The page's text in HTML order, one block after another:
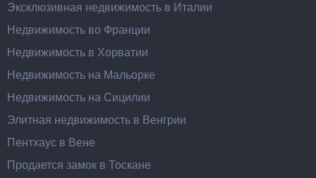
Эксклюзивная недвижимость в Италии
Недвижимость во Франции
Недвижимость в Хорватии
Недвижимость на Мальорке
Недвижимость на Сицилии
Элитная недвижимость в Венгрии
Пентхаус в Вене
Продается замок в Тоскане